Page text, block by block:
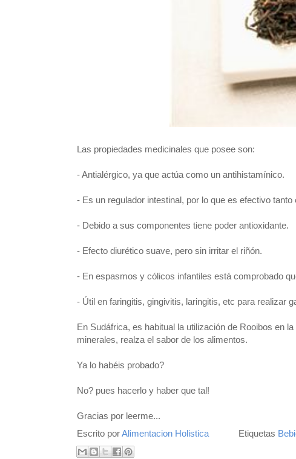
Las propiedades medicinales que posee son:
- Antialérgico, ya que actúa como un antihistamínico.
- Es un regulador intestinal, por lo que es efectivo
- Debido a sus componentes tiene poder antioxidante.
- Efecto diurético suave, pero sin irritar el riñón.
- En espasmos y cólicos infantiles está comprobado
- Útil en faringitis, gingivitis, laringitis, etc para realizar
En Sudáfrica, es habitual la utilización de Rooibos en
minerales, realza el sabor de los alimentos.
Ya lo habéis probado?
No? pues hacerlo y haber que tal!
Gracias por leerme...
Escrito porAlimentacion Holistica Etiquetas